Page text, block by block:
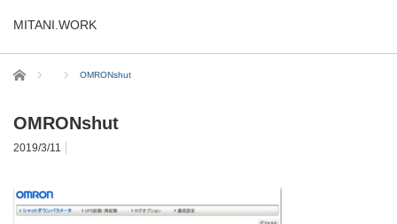
MITANI.WORK
ホーム OMRONshut
OMRONshut
2019/3/11